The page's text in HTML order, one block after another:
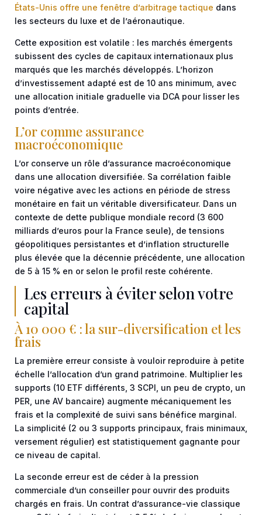
États-Unis offre une fenêtre d’arbitrage tactique dans
les secteurs du luxe et de l’aéronautique.
Cette exposition est volatile : les marchés émergents
subissent des cycles de capitaux internationaux plus
marqués que les marchés développés. L’horizon
d’investissement adapté est de 10 ans minimum, avec
une allocation initiale graduelle via DCA pour lisser les
points d’entrée.
L’or comme assurance
macroéconomique
L’or conserve un rôle d’assurance macroéconomique
dans une allocation diversifiée. Sa corrélation faible
voire négative avec les actions en période de stress
monétaire en fait un véritable diversificateur. Dans un
contexte de dette publique mondiale record (3 600
milliards d’euros pour la France seule), de tensions
géopolitiques persistantes et d’inflation structurelle
plus élevée que la décennie précédente, une allocation
de 5 à 15 % en or selon le profil reste cohérente.
Les erreurs à éviter selon votre
capital
À 10 000 € : la sur-diversification et les
frais
La première erreur consiste à vouloir reproduire à petite
échelle l’allocation d’un grand patrimoine. Multiplier les
supports (10 ETF différents, 3 SCPI, un peu de crypto, un
PER, une AV bancaire) augmente mécaniquement les
frais et la complexité de suivi sans bénéfice marginal.
La simplicité (2 ou 3 supports principaux, frais minimaux,
versement régulier) est statistiquement gagnante pour
ce niveau de capital.
La seconde erreur est de céder à la pression
commerciale d’un conseiller pour ouvrir des produits
chargés en frais. Un contrat d’assurance-vie classique